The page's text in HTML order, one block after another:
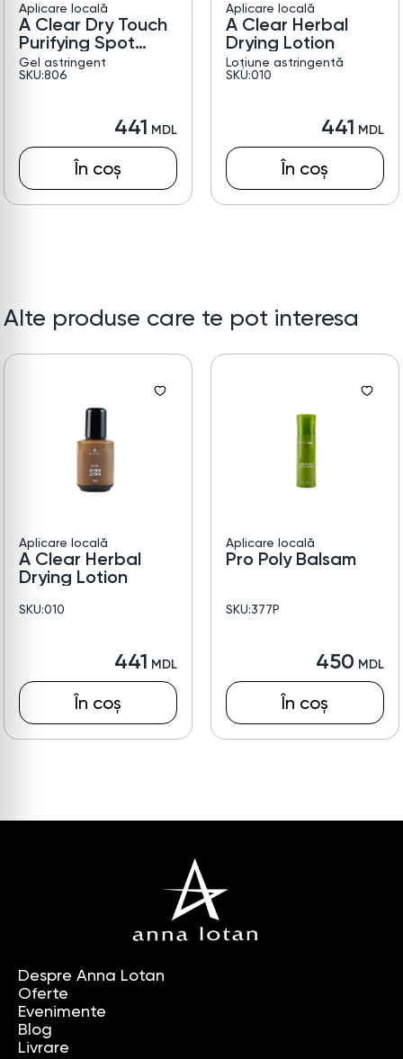
Aplicare locală
A Clear Dry Touch
Purifying Spot
Treatment
Gel astringent
SKU:806
441
În coș
Aplicare locală
A Clear Herbal
Drying Lotion
Loțiune astringentă
SKU:010
441
În coș
Alte produse care te pot interesa
Aplicare locală
A Clear Herbal
Drying Lotion
SKU:010
441
În coș
Aplicare locală
Pro Poly Balsam
SKU:377P
450
În coș
Despre Anna Lotan
Oferte
Evenimente
Blog
Livrare